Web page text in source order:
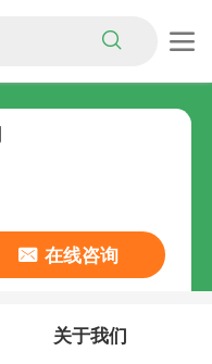
在线咨询
关于我们